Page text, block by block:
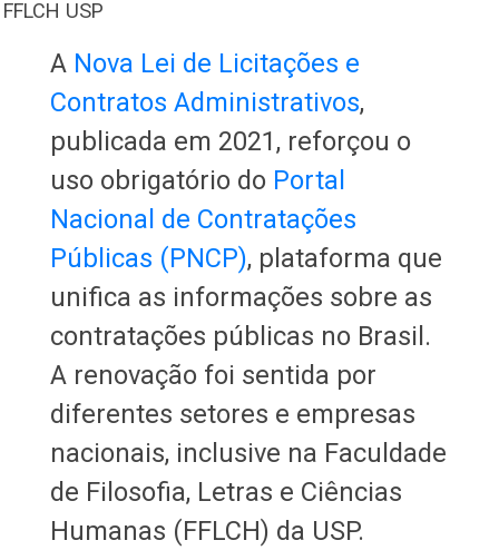
FFLCH USP
A Nova Lei de Licitações e
Contratos Administrativos,
publicada em 2021, reforçou o
uso obrigatório do Portal
Nacional de Contratações
Públicas (PNCP), plataforma que
unifica as informações sobre as
contratações públicas no Brasil.
A renovação foi sentida por
diferentes setores e empresas
nacionais, inclusive na Faculdade
de Filosofia, Letras e Ciências
Humanas (FFLCH) da USP.